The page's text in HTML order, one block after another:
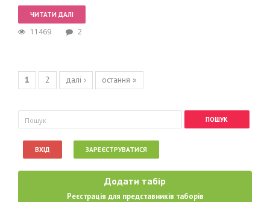
ЧИТАТИ ДАЛІ
11469 2
Сторінки
1 2 далі › остання »
Пошукова форма
Пошук
ВХІД ЗАРЕЄСТРУВАТИСЯ
Додати табір
Реєстрація для представників таборів